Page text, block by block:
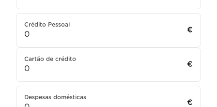
Crédito Pessoal
€
Cartão de crédito
€
Despesas domésticas
€